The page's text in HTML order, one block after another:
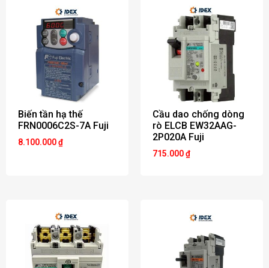
Biến tần hạ thế
FRN0006C2S-7A Fuji
8.100.000₫
Cầu dao chống dòng
rò ELCB EW32AAG-
2P020A Fuji
715.000₫